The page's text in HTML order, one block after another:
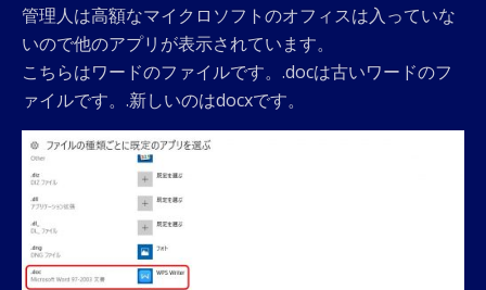
管理人は高額なマイクロソフトのオフィスは入っていな
いので他のアプリが表示されています。
こちらはワードのファイルです。.docは古いワードのフ
ァイルです。.新しいのはdocxです。